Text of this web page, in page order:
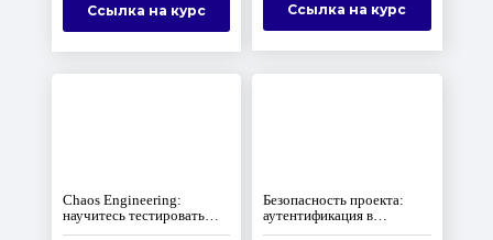
Ссылка на курс Ссылка на курс
Chaos Engineering:
научитесь тестировать
гипотезы надёжности
Безопасность проекта:
аутентификация в
Keycloak